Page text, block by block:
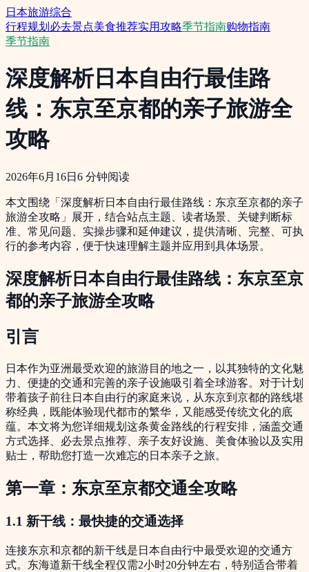
日本旅游综合
行程规划 必去景点美食推荐实用攻略季节指南购物指南
季节指南
深度解析日本自由行最佳路
线：东京至京都的亲子旅游全
攻略
2026年6月16日 6 分钟阅读
本文围绕「深度解析日本自由行最佳路线：东京至京都的亲子
旅游全攻略」展开，结合站点主题、读者场景、关键判断标
准、常见问题、实操步骤和延伸建议，提供清晰、完整、可执
行的参考内容，便于快速理解主题并应用到具体场景。
深度解析日本自由行最佳路线：东京至京
都的亲子旅游全攻略
引言
日本作为亚洲最受欢迎的旅游目的地之一，以其独特的文化魅
力、便捷的交通和完善的亲子设施吸引着全球游客。对于计划
带着孩子前往日本自由行的家庭来说，从东京到京都的路线堪
称经典，既能体验现代都市的繁华，又能感受传统文化的底
蕴。本文将为您详细规划这条黄金路线的行程安排，涵盖交通
方式选择、必去景点推荐、亲子友好设施、美食体验以及实用
贴士，帮助您打造一次难忘的日本亲子之旅。
第一章：东京至京都交通全攻略
1.1 新干线：最快捷的交通选择
连接东京和京都的新干线是日本自由行中最受欢迎的交通方
式。东海道新干线全程仅需2小时20分钟左右，特别适合带着